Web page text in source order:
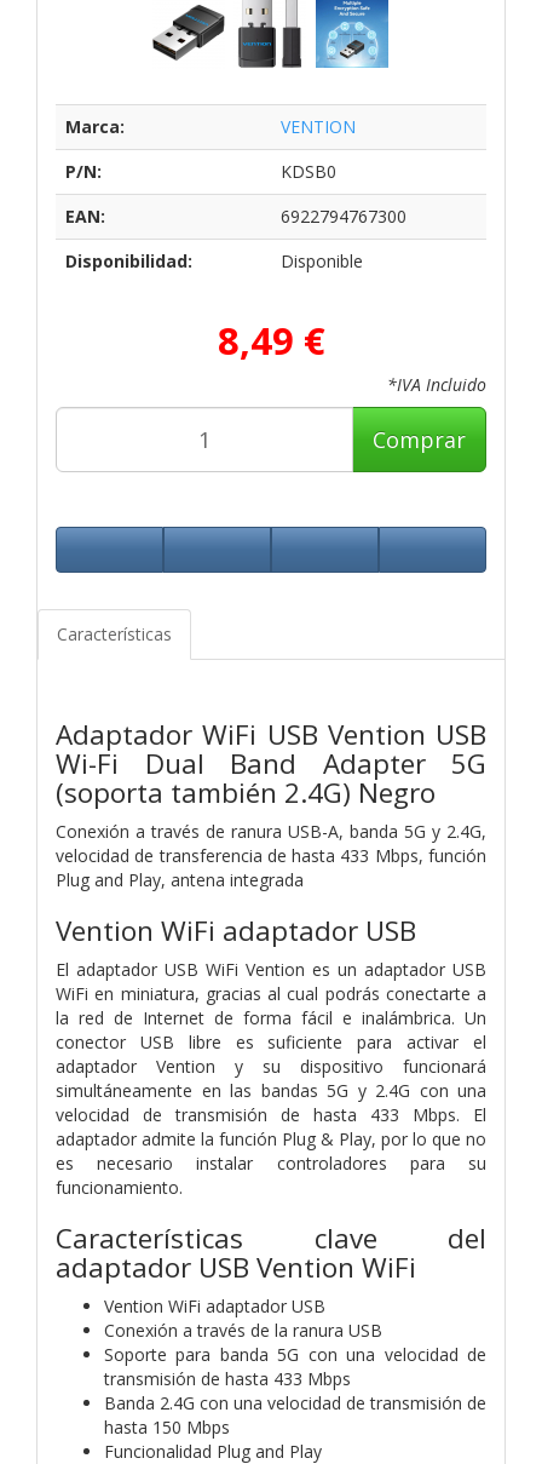
Marca:
VENTION
P/N:
KDSB0
EAN:
6922794767300
Disponibilidad:
Disponible
8,49 €
*IVA Incluido
Comprar
Características
Adaptador WiFi USB Vention USB
Wi-Fi Dual Band Adapter 5G
(soporta también 2.4G) Negro
Conexión a través de ranura USB-A, banda 5G y 2.4G,
velocidad de transferencia de hasta 433 Mbps, función
Plug and Play, antena integrada
Vention WiFi adaptador USB
El adaptador USB WiFi Vention es un adaptador USB
WiFi en miniatura, gracias al cual podrás conectarte a
la red de Internet de forma fácil e inalámbrica. Un
conector USB libre es suficiente para activar el
adaptador Vention y su dispositivo funcionará
simultáneamente en las bandas 5G y 2.4G con una
velocidad de transmisión de hasta 433 Mbps. El
adaptador admite la función Plug & Play, por lo que no
es necesario instalar controladores para su
funcionamiento.
Características clave del
adaptador USB Vention WiFi
Vention WiFi adaptador USB
Conexión a través de la ranura USB
Soporte para banda 5G con una velocidad de
transmisión de hasta 433 Mbps
Banda 2.4G con una velocidad de transmisión de
hasta 150 Mbps
Funcionalidad Plug and Play